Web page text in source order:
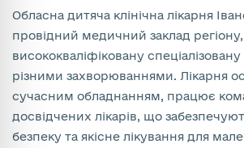
Обласна дитяча клінічна лікарня
провідний медичний заклад
висококваліфіковану
різними захворюваннями. Лікарня
сучасним обладнанням, працює
досвідчених лікарів, що
безпеку та якісне лікування для